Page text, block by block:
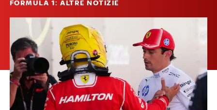
FORMULA 1: ALTRE NOTIZIE